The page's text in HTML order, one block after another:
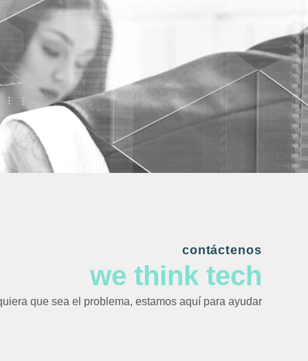
contáctenos
we think tech
que sea el problema, estamos aquí para ayudar